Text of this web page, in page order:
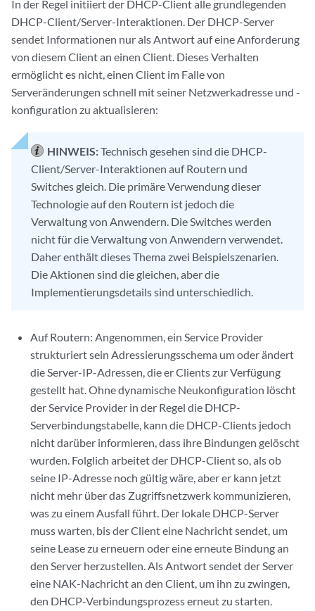
In der Regel initiiert der DHCP-Client alle grundlegenden
DHCP-Client/Server-Interaktionen. Der DHCP-Server
sendet Informationen nur als Antwort auf eine Anforderung
von diesem Client an einen Client. Dieses Verhalten
ermöglicht es nicht, einen Client im Falle von
Serveränderungen schnell mit seiner Netzwerkadresse und -
konfiguration zu aktualisieren:
HINWEIS:Technisch gesehen sind die DHCP-
Client/Server-Interaktionen auf Routern und
Switches gleich. Die primäre Verwendung dieser
Technologie auf den Routern ist jedoch die
Verwaltung von Anwendern. Die Switches werden
nicht für die Verwaltung von Anwendern verwendet.
Daher enthält dieses Thema zwei Beispielszenarien.
Die Aktionen sind die gleichen, aber die
Implementierungsdetails sind unterschiedlich.
Auf Routern: Angenommen, ein Service Provider
strukturiert sein Adressierungsschema um oder ändert
die Server-IP-Adressen, die er Clients zur Verfügung
gestellt hat. Ohne dynamische Neukonfiguration löscht
der Service Provider in der Regel die DHCP-
Serverbindungstabelle, kann die DHCP-Clients jedoch
nicht darüber informieren, dass ihre Bindungen gelöscht
wurden. Folglich arbeitet der DHCP-Client so, als ob
seine IP-Adresse noch gültig wäre, aber er kann jetzt
nicht mehr über das Zugriffsnetzwerk kommunizieren,
was zu einem Ausfall führt. Der lokale DHCP-Server
muss warten, bis der Client eine Nachricht sendet, um
seine Lease zu erneuern oder eine erneute Bindung an
den Server herzustellen. Als Antwort sendet der Server
eine NAK-Nachricht an den Client, um ihn zu zwingen,
den DHCP-Verbindungsprozess erneut zu starten.